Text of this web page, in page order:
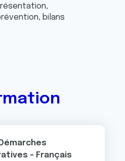
bilans
- Français